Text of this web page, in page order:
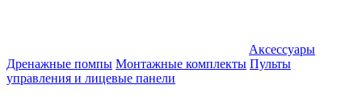
Аксессуары
Дренажные помпы Монтажные комплекты Пульты
управления и лицевые панели